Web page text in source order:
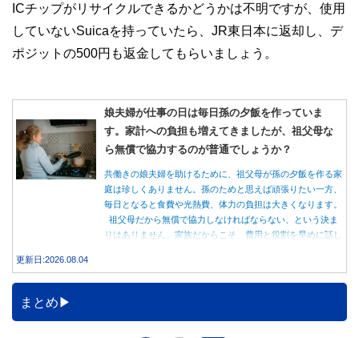
ICチップがリサイクルできるかどうかは不明ですが、使用
していないSuicaを持っていたら、JR東日本に返却し、デ
ポジットの500円も返金してもらいましょう。
娘夫婦が仕事の日は毎日孫の夕飯を作っていま
す。家計への負担も増えてきましたが、祖父母な
ら無償で協力するのが普通でしょうか？
共働きの娘夫婦を助けるために、祖父母が孫の夕飯を作る家
庭は珍しくありません。孫のためと思えば頑張りたい一方、
毎日となると食費や光熱費、体力の負担は大きくなります。
祖父母だから無償で協力しなければならない、という決ま
りはありません。家族だからこそ、費用と役割を早めに話し
更新日:2026.08.04
まとめ